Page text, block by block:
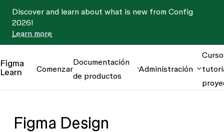
Discover and learn about what is new from Config
2026!
Learn more
Figma
Learn
Comenzar
Documentación
de productos
Administración
Figma Design